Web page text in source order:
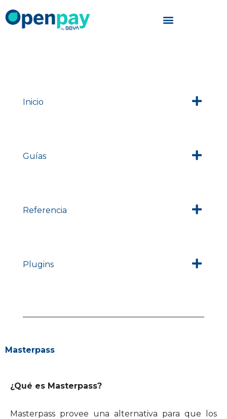
Saltar
Inicio
Guías
Referencia
Plugins
Masterpass
¿Qué es Masterpass?
Masterpass provee una alternativa para que los